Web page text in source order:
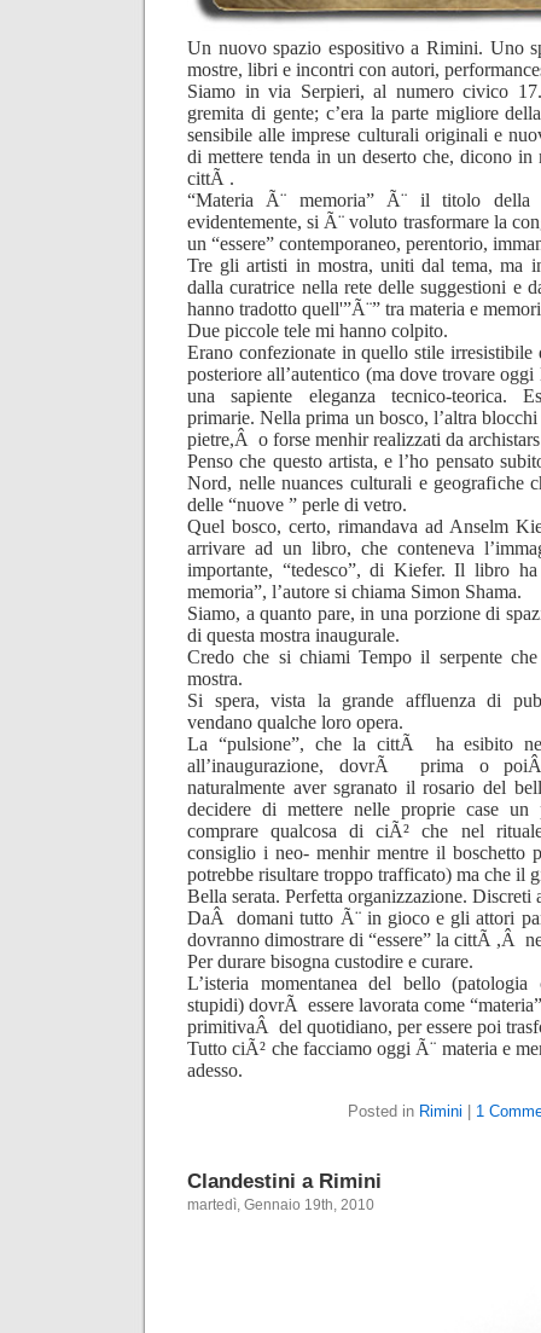
Un nuovo spazio espositivo a Rimini. Uno
mostre, libri e incontri con autori,
Siamo in via Serpieri, al numero civico
gremita di gente; c’era la parte migliore
sensibile alle imprese culturali originali e
di mettere tenda in un deserto che, dicono in
cittÃ .
“Materia Ã¨ memoria” Ã¨ il titolo della
evidentemente, si Ã¨ voluto trasformare la
un “essere” contemporaneo, perentorio,
Tre gli artisti in mostra, uniti dal tema, ma
dalla curatrice nella rete delle suggestioni e
hanno tradotto quell'”Ã¨” tra materia e
Due piccole tele mi hanno colpito.
Erano confezionate in quello stile
posteriore all’autentico (ma dove trovare oggi
una sapiente eleganza tecnico-teorica.
primarie. Nella prima un bosco, l’altra
pietre,Â o forse menhir realizzati da
Penso che questo artista, e l’ho pensato
Nord, nelle nuances culturali e geografiche
delle “nuove ” perle di vetro.
Quel bosco, certo, rimandava ad Anselm
arrivare ad un libro, che conteneva
importante, “tedesco”, di Kiefer. Il libro
memoria”, l’autore si chiama Simon Shama.
Siamo, a quanto pare, in una porzione di
di questa mostra inaugurale.
Credo che si chiami Tempo il serpente
mostra.
Si spera, vista la grande affluenza di
vendano qualche loro opera.
La “pulsione”, che la cittÃ ha esibito
all’inaugurazione, dovrÃ prima o
naturalmente aver sgranato il rosario del
decidere di mettere nelle proprie case un
comprare qualcosa di ciÃ² che nel
consiglio i neo- menhir mentre il boschetto
potrebbe risultare troppo trafficato) ma che il
Bella serata. Perfetta organizzazione. Discreti
DaÂ domani tutto Ã¨ in gioco e gli attori
dovranno dimostrare di “essere” la cittÃ ,Â
Per durare bisogna custodire e curare.
L’isteria momentanea del bello
stupidi) dovrÃ essere lavorata come
primitivaÂ del quotidiano, per essere poi
Tutto ciÃ² che facciamo oggi Ã¨ materia e
adesso.
Posted in Rimini 1
Clandestini a Rimini
martedì, Gennaio 19th, 2010